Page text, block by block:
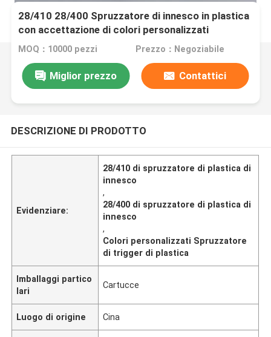
28/410 28/400 Spruzzatore di innesco in plastica
con accettazione di colori personalizzati
MOQ：10000 pezzi Prezzo：Negoziabile
Miglior prezzo Contattici
DESCRIZIONE DI PRODOTTO
Evidenziare:
28/410 di spruzzatore di plastica di
innesco
,
28/400 di spruzzatore di plastica di
innesco
,
Colori personalizzati Spruzzatore
di trigger di plastica
Imballaggi partico
lari
Cartucce
Luogo di origine Cina